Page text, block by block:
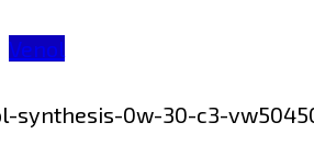
Venol
0w-30-c3-